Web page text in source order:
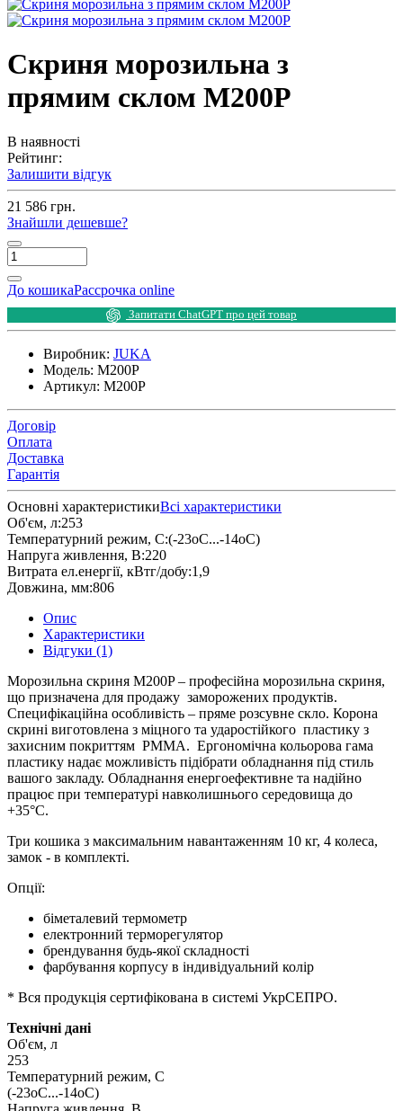
Скриня морозильна з
прямим склом M200P
В наявності
Рейтинг:
Залишити відгук
21 586 грн.
Знайшли дешевше?
До кошикаРассрочка online
Запитати ChatGPT про цей товар
Виробник: JUKA
Модель: M200P
Артикул: M200P
Договір
Оплата
Доставка
Гарантія
Основні характеристикиВсі характеристики
Об'єм, л:253
Температурний режим, С:(-23оС...-14оС)
Напруга живлення, В:220
Витрата ел.енергії, кВтг/добу:1,9
Довжина, мм:806
Опис
Характеристики
Відгуки (1)
Морозильна скриня M200P – професійна морозильна скриня,
що призначена для продажу заморожених продуктів.
Специфікаційна особливість – пряме розсувне скло. Корона
скрині виготовлена з міцного та ударостійкого пластику з
захисним покриттям РММА. Ергономічна кольорова гама
пластику надає можливість підібрати обладнання під стиль
вашого закладу. Обладнання енергоефективне та надійно
працює при температурі навколишнього середовища до
+35°C.
Три кошика з максимальним навантаженням 10 кг, 4 колеса,
замок - в комплекті.
Опції:
біметалевий термометр
електронний терморегулятор
брендування будь-якої складності
фарбування корпусу в індивідуальний колір
* Вся продукція сертифікована в системі УкрСЕПРО.
Технічні дані
Об'єм, л
253
Температурний режим, С
(-23оС...-14оС)